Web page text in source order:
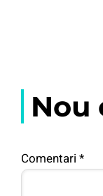
Nou
Comentari *